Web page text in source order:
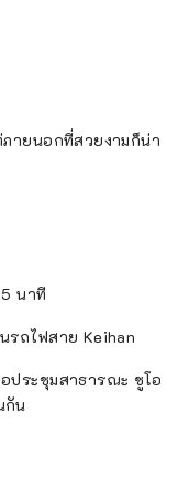
ภายนอกที่สวยงามก็น่า
นาที
รถไฟสาย Keihan
ประชุมสาธารณะ ชูโอ
กัน